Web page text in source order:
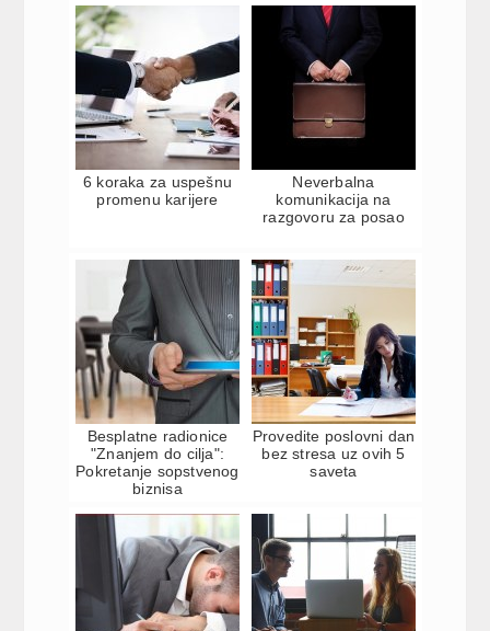
6 koraka za uspešnu
promenu karijere
Neverbalna
komunikacija na
razgovoru za posao
Besplatne radionice
"Znanjem do cilja":
Pokretanje sopstvenog
biznisa
Provedite poslovni dan
bez stresa uz ovih 5
saveta